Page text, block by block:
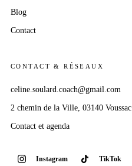
Blog
Contact
CONTACT & RÉSEAUX
celine.soulard.coach@gmail.com
2 chemin de la Ville, 03140 Voussac
Contact et agenda
Instagram TikTok